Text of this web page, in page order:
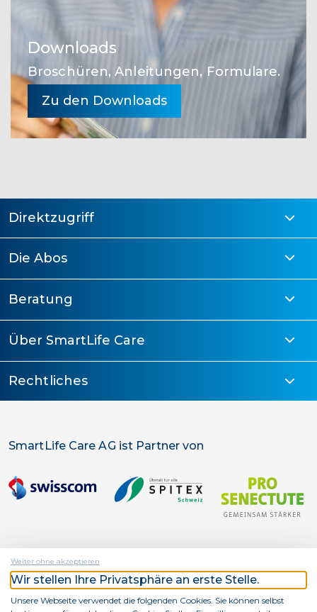
Downloads
Broschüren, Anleitungen, Formulare.
Zu den Downloads
Direktzugriff
Die Abos
Beratung
Über SmartLife Care
Rechtliches
SmartLife Care AG ist Partner von
SmartLife Care AG ist ein Unternehmen von
Weiter ohne akzeptieren
Wir stellen Ihre Privatsphäre an erste Stelle.
Unsere Webseite verwendet die folgenden Cookies. Sie können selbst